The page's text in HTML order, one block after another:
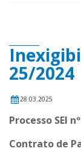
25/2024
28.03.2025
Processo SEI
Contrato de